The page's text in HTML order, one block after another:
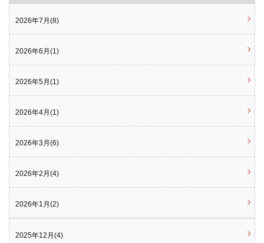
2026年7月(8)
2026年6月(1)
2026年5月(1)
2026年4月(1)
2026年3月(6)
2026年2月(4)
2026年1月(2)
2025年12月(4)